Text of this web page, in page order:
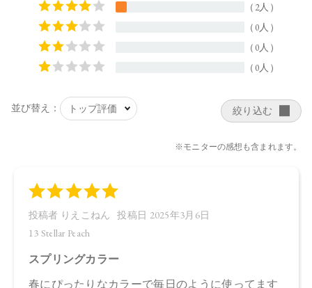
ガニアスピノサ核油、オプンチアフィクスインジカ種子油、
ホホバ種子油、ローズマリー葉油、アンズ核油、オリーブ果
実油、カニナバラ果実油、ヒマワリ種子油、マイカ、酸化チ
タン、酸化鉄、グンジョウ、赤226、黄4
タルク、シリカ、スクワラン、トリ（カプリル酸／カプリン
酸）グリセリル、ダイマージリノール酸ジ（イソステアリル
テアリン酸Al、セタノール、トコフェロール、水酸化Al、アル
ホホバ種子油、ローズマリー葉油、アンズ核油、オリーブ果
実油、カニナバラ果実油、ヒマワリ種子油、マイカ、酸化チ
タン、酸化鉄、グンジョウ、赤226、黄4
タルク、シリカ、スクワラン、トリ（カプリル酸／カプリン
酸）グリセリル、ダイマージリノール酸ジ（イソステアリル